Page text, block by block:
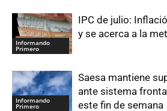
Informando
Primero
IPC de julio:
y se acerca a la
Informando
Primero
Saesa mantiene
ante sistema
este fin de semana